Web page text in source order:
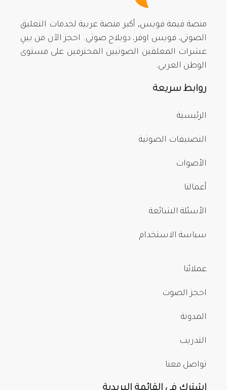
منصة قيمة فويس, أكبر منصة عربية لخدمات التعليق
الصوتي، فويس اوفر، دوبلاج صوتي. احجز الآن من بينِ
عشرات المعلقين الصوتيين المحترفين على مستوى
الوطن العربي.
روابط سريعة
الرئيسية
التصنيفات الصوتية
الأصوات
أعمالنا
الأسئلة الشائعة
سياسة الاستخدام
عملائنا
احجز الصوت
المدونة
التدريب
تواصل معنا